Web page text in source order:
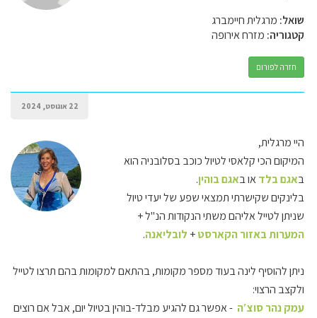
שואל: מרגלית חיימברג
קטגוריה: מזרח אירופה
חזרה לפורום
22 אוגוסט, 2024
היי מרגלית,
המיקום הכי קלאסי לטיול כוכב בסלובניה הוא
באגם בלדאו באגם בוהין.
בלינקים שקישרתי תמצאי שפע של יעדי טיול
שניתן לטייל אליהם משתי הנקודות הנ"ל +
המערות באזור הקארסט+ לובליאנה.
ניתן להוסיף לינה בעוד מספר מקומות, בהתאם למקומות בהם תרצו לטייל
ולקצב הרצוי:
עמק נהר סוצ′ה - אפשר גם להגיע מבלד-בוהין בטיול יום, אבל אם רוצים